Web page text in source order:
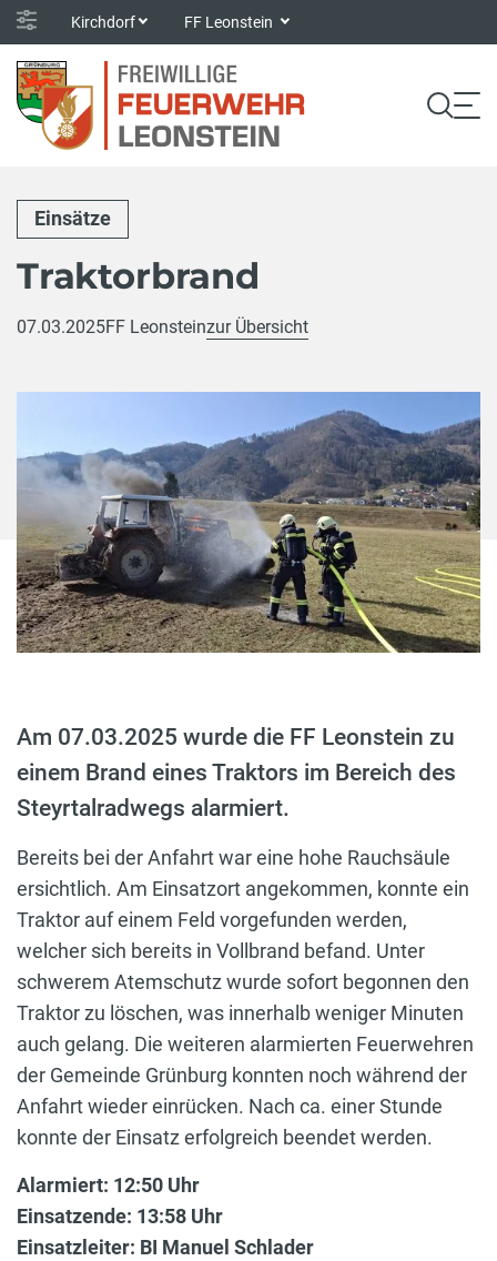
Kirchdorf FF Leonstein
Einsätze
Traktorbrand
07.03.2025FF Leonsteinzur Übersicht
Am 07.03.2025 wurde die FF Leonstein zu
einem Brand eines Traktors im Bereich des
Steyrtalradwegs alarmiert.
Bereits bei der Anfahrt war eine hohe Rauchsäule
ersichtlich. Am Einsatzort angekommen, konnte ein
Traktor auf einem Feld vorgefunden werden,
welcher sich bereits in Vollbrand befand. Unter
schwerem Atemschutz wurde sofort begonnen den
Traktor zu löschen, was innerhalb weniger Minuten
auch gelang. Die weiteren alarmierten Feuerwehren
der Gemeinde Grünburg konnten noch während der
Anfahrt wieder einrücken. Nach ca. einer Stunde
konnte der Einsatz erfolgreich beendet werden.
Alarmiert: 12:50 Uhr
Einsatzende: 13:58 Uhr
Einsatzleiter: BI Manuel Schlader